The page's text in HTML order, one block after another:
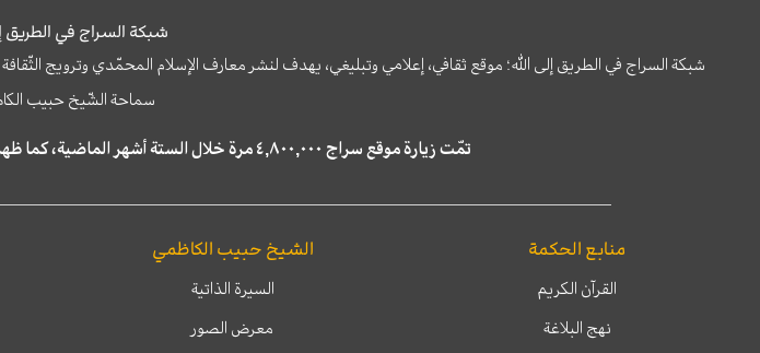
شبكة السراج في الطريق
شبكة السراج في الطريق إلى الله؛ موقع ثقافي، إعلامي وتبليغي، يهدف لنشر معارف الإسلام المحمّدي وترويج
سماحة الشّيخ حبيب
تمّت زيارة موقع سراج ٤,٨٠٠,٠٠٠ مرة خلال الستة أشهر الماضية، كما ظهر في نتائج البحث في محركات البحث٢٢,٢٩٠,٠٠٠ مرّة.
منابع الحكمة
القرآن الكريم
نهج البلاغة
الشيخ حبيب الكاظمي
السيرة الذاتية
معرض الصور